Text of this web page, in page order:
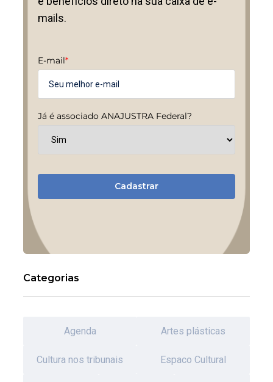
mails.
E-mail*
Já é associado ANAJUSTRA Federal?
Cadastrar
Categorias
Agenda Artes plásticas
Cultura nos tribunais Espaco Cultural